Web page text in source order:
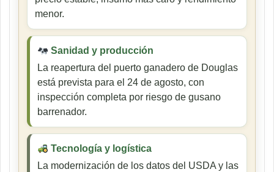
menor.
Sanidad y producción
La reapertura del puerto ganadero de Douglas
está prevista para el 24 de agosto, con
inspección completa por riesgo de gusano
barrenador.
Tecnología y logística
La modernización de los datos del USDA y las